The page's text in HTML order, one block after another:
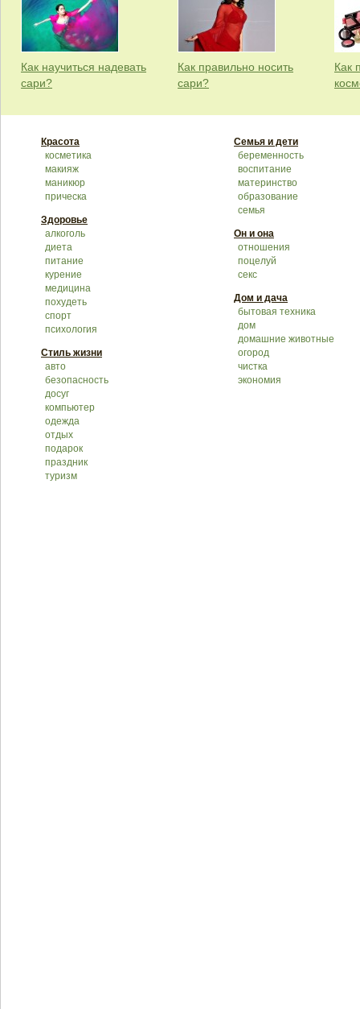
Как научиться надевать
сари?
Как правильно носить
сари?
Как
Красота
косметика
макияж
маникюр
прическа
Здоровье
алкоголь
диета
питание
курение
медицина
похудеть
спорт
психология
Стиль жизни
авто
безопасность
досуг
компьютер
одежда
отдых
подарок
праздник
туризм
Семья и дети
беременность
воспитание
материнство
образование
семья
Он и она
отношения
поцелуй
секс
Дом и дача
бытовая техника
дом
домашние животные
огород
чистка
экономия